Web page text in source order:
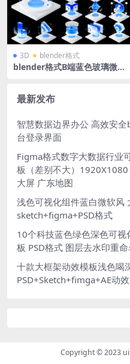
3D blender格式
blender格式B端蓝色玻璃微软
最新发布
智慧数据边界办公 高效安
台登录界面
Figma格式数字大数据行业
板（差别不大）
大屏 广东地图
浅色可视化组件蓝白微软风
sketch+figma+PSD格式
10个科技蓝色绿色深色可
板 PSD格式 图层去水印重
十款大框架动效模板浅色喝
PSD+Sketch+fimga+AE动效
Copyright © 2023